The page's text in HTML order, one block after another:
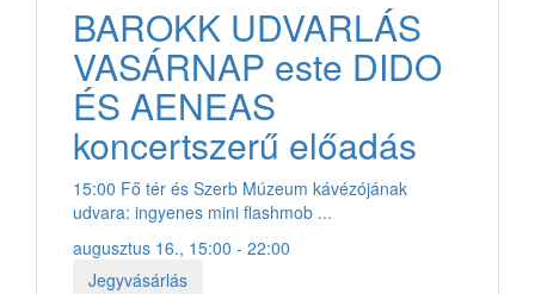
BAROKK UDVARLÁS
VASÁRNAP este DIDO
ÉS AENEAS
koncertszerű előadás
15:00 Fő tér és Szerb Múzeum kávézójának
udvara: ingyenes mini flashmob ...
augusztus 16., 15:00 - 22:00
Jegyvásárlás